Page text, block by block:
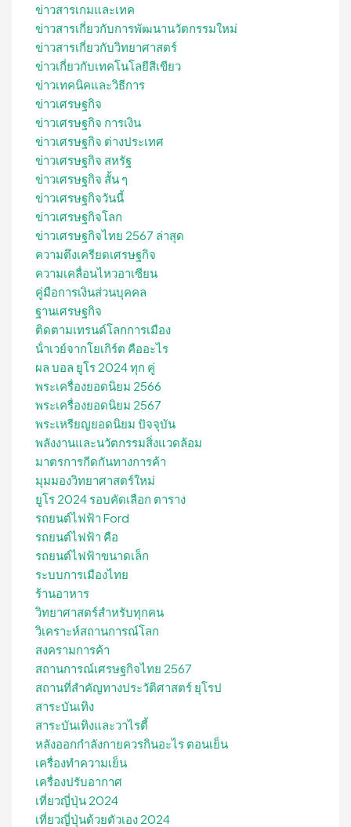
ข่าวสารเกมและเทค
ข่าวสารเกี่ยวกับการพัฒนานวัตกรรมใหม่
ข่าวสารเกี่ยวกับวิทยาศาสตร์
ข่าวเกี่ยวกับเทคโนโลยีสีเขียว
ข่าวเทคนิคและวิธีการ
ข่าวเศรษฐกิจ
ข่าวเศรษฐกิจ การเงิน
ข่าวเศรษฐกิจ ต่างประเทศ
ข่าวเศรษฐกิจ สหรัฐ
ข่าวเศรษฐกิจ สั้น ๆ
ข่าวเศรษฐกิจวันนี้
ข่าวเศรษฐกิจโลก
ข่าวเศรษฐกิจไทย 2567 ล่าสุด
ความตึงเครียดเศรษฐกิจ
ความเคลื่อนไหวอาเซียน
คู่มือการเงินส่วนบุคคล
ฐานเศรษฐกิจ
ติดตามเทรนด์โลกการเมือง
น้ําเวย์จากโยเกิร์ต คืออะไร
ผล บอล ยูโร 2024 ทุก คู่
พระเครื่องยอดนิยม 2566
พระเครื่องยอดนิยม 2567
พระเหรียญยอดนิยม ปัจจุบัน
พลังงานและนวัตกรรมสิ่งแวดล้อม
มาตรการกีดกันทางการค้า
มุมมองวิทยาศาสตร์ใหม่
ยูโร 2024 รอบคัดเลือก ตาราง
รถยนต์ไฟฟ้า Ford
รถยนต์ไฟฟ้า คือ
รถยนต์ไฟฟ้าขนาดเล็ก
ระบบการเมืองไทย
ร้านอาหาร
วิทยาศาสตร์สำหรับทุกคน
วิเคราะห์สถานการณ์โลก
สงครามการค้า
สถานการณ์เศรษฐกิจไทย 2567
สถานที่สําคัญทางประวัติศาสตร์ ยุโรป
สาระบันเทิง
สาระบันเทิงและวาไรตี้
หลังออกกําลังกายควรกินอะไร ตอนเย็น
เครื่องทำความเย็น
เครื่องปรับอากาศ
เที่ยวญี่ปุ่น 2024
เที่ยวญี่ปุ่นด้วยตัวเอง 2024